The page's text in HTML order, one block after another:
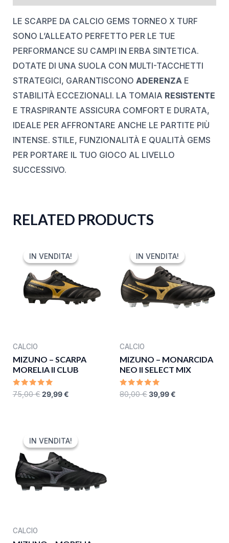
LE SCARPE DA CALCIO GEMS TORNEO X TURF
SONO L’ALLEATO PERFETTO PER LE TUE
PERFORMANCE SU CAMPI IN ERBA SINTETICA.
DOTATE DI UNA SUOLA CON MULTI-TACCHETTI
STRATEGICI, GARANTISCONO ADERENZA E
STABILITÀ ECCEZIONALI. LA TOMAIA RESISTENTE
E TRASPIRANTE ASSICURA COMFORT E DURATA,
IDEALE PER AFFRONTARE ANCHE LE PARTITE PIÙ
INTENSE. STILE, FUNZIONALITÀ E QUALITÀ GEMS
PER PORTARE IL TUO GIOCO AL LIVELLO
SUCCESSIVO.
RELATED PRODUCTS
IN VENDITA!
IN VENDITA!
CALCIO
MIZUNO – SCARPA
MORELIA II CLUB
RATED
0
75,00€
PRICE
WAS:
75,00 €.
29,99€
PRICE
IS:
IN VENDITA!
IN VENDITA!
CALCIO
MIZUNO – MONARCIDA
NEO II SELECT MIX
RATED
0
80,00€
PRICE
WAS:
80,00 €.
39,99€
PRICE
IS:
IN VENDITA!
IN VENDITA!
CALCIO
PRICE
WAS:
120,00 €.
PRICE
IS: